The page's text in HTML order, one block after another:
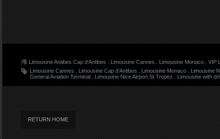
Limousine Antibes Cap d'Antibes Limousine Cannes Limousine Monaco
VIP
Limousine Cannes
Limousine Cap d'Antibes Limousine Monaco
Limousine
General Aviation Terminal
Limousine Nice Airport St Tropez Limousine with
RETURN HOME